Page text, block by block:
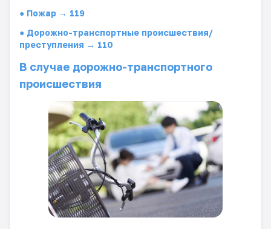
● Пожар → 119
● Дорожно-транспортные происшествия/
преступления → 110
В случае дорожно-транспортного
происшествия